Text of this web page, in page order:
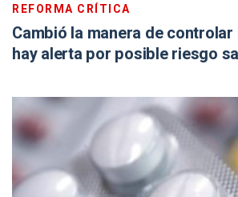
REFORMA CRÍTICA
Cambió la manera de
hay alerta por posible riesgo